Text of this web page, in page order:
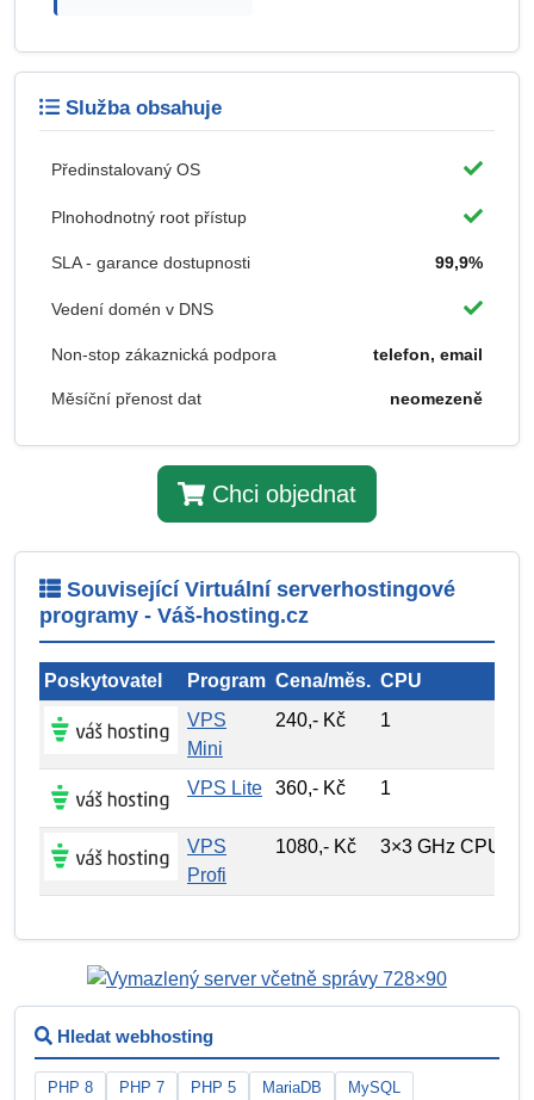
Služba obsahuje
Předinstalovaný OS
Plnohodnotný root přístup
SLA - garance dostupnosti 99,9%
Vedení domén v DNS
Non-stop zákaznická podpora telefon, email
Měsíční přenost dat neomezeně
Chci objednat
Související Virtuální serverhostingové
programy - Váš-hosting.cz
Poskytovatel Program Cena/měs. CPU
VPS
Mini
240,- Kč 1
VPS Lite 360,- Kč 1
VPS
Profi
1080,- Kč 3×3 GHz CPU
Hledat webhosting
PHP 8 PHP 7 PHP 5 MariaDB
MySQL